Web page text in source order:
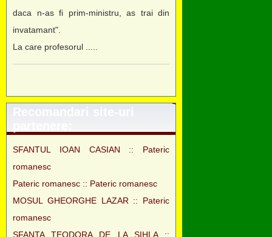
daca n-as fi prim-ministru, as trai din
invatamant".
La care profesorul .....
Recomandari site-uri
SFANTUL IOAN CASIAN :: Pateric
romanesc
Pateric romanesc :: Pateric romanesc
MOSUL GHEORGHE LAZAR :: Pateric
romanesc
SFANTA TEODORA DE LA SIHLA ::